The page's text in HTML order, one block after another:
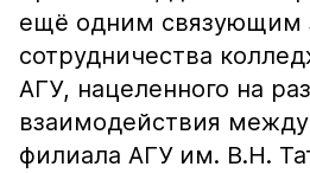
ещё одним связующим
сотрудничества
АГУ, нацеленного на
взаимодействия
филиала АГУ им. В.Н.